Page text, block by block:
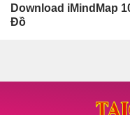
Download iMindMap
Đồ